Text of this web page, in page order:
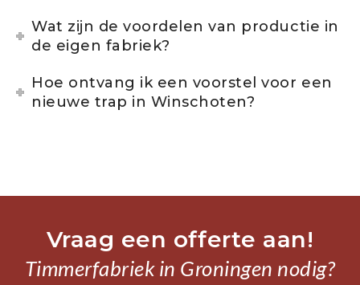
Wat zijn de voordelen van productie in
de eigen fabriek?
Hoe ontvang ik een voorstel voor een
nieuwe trap in Winschoten?
Vraag een offerte aan!
Timmerfabriek in Groningen nodig?